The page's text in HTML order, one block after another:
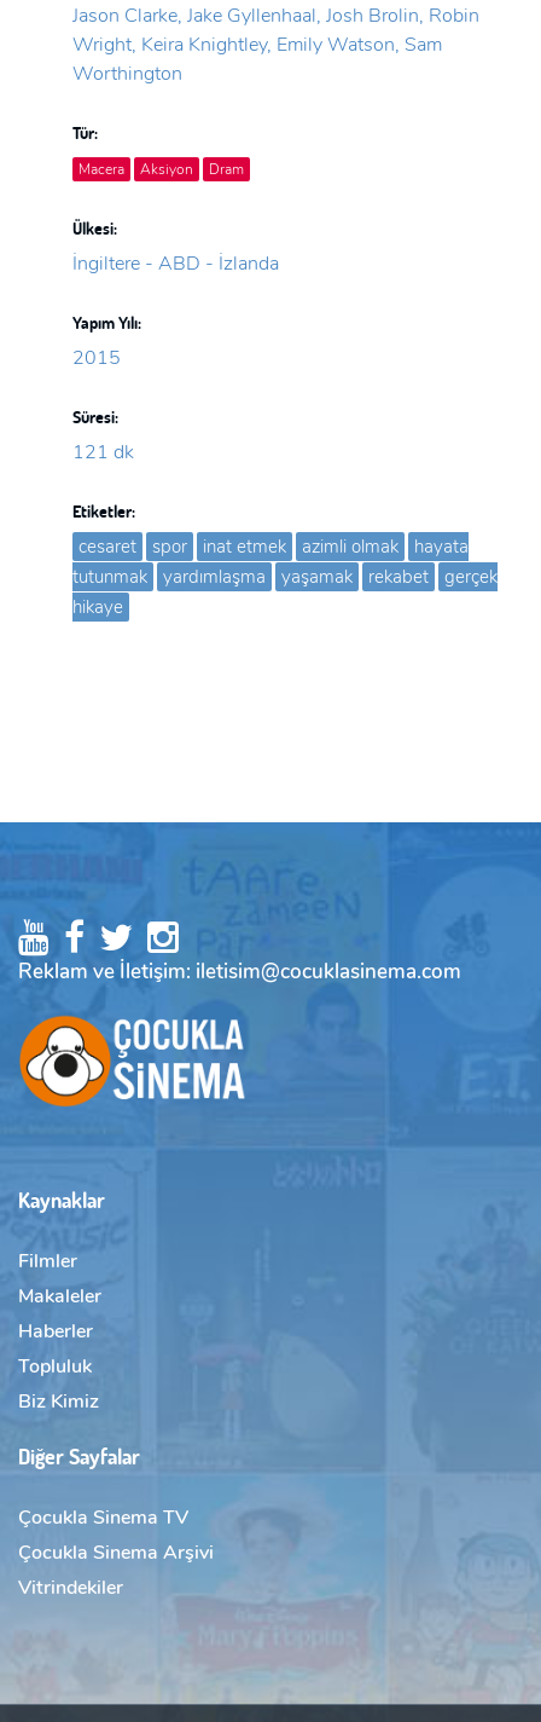
Jason Clarke, Jake Gyllenhaal, Josh Brolin, Robin
Wright, Keira Knightley, Emily Watson, Sam
Worthington
Tür:
Macera Aksiyon Dram
Ülkesi:
İngiltere - ABD - İzlanda
Yapım Yılı:
2015
Süresi:
121 dk
Etiketler:
cesaret spor inat etmek azimli olmak
hayata
tutunmak
yardımlaşma yaşamak rekabet
gerçek
hikaye
Reklam ve İletişim: iletisim@cocuklasinema.com
Kaynaklar
Filmler
Makaleler
Haberler
Topluluk
Biz Kimiz
Diğer Sayfalar
Çocukla Sinema TV
Çocukla Sinema Arşivi
Vitrindekiler